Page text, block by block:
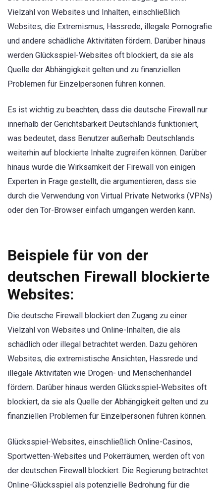
Vielzahl von Websites und Inhalten, einschließlich
Websites, die Extremismus, Hassrede, illegale Pornografie
und andere schädliche Aktivitäten fördern. Darüber hinaus
werden Glücksspiel-Websites oft blockiert, da sie als
Quelle der Abhängigkeit gelten und zu finanziellen
Problemen für Einzelpersonen führen können.
Es ist wichtig zu beachten, dass die deutsche Firewall nur
innerhalb der Gerichtsbarkeit Deutschlands funktioniert,
was bedeutet, dass Benutzer außerhalb Deutschlands
weiterhin auf blockierte Inhalte zugreifen können. Darüber
hinaus wurde die Wirksamkeit der Firewall von einigen
Experten in Frage gestellt, die argumentieren, dass sie
durch die Verwendung von Virtual Private Networks (VPNs)
oder den Tor-Browser einfach umgangen werden kann.
Beispiele für von der
deutschen Firewall blockierte
Websites:
Die deutsche Firewall blockiert den Zugang zu einer
Vielzahl von Websites und Online-Inhalten, die als
schädlich oder illegal betrachtet werden. Dazu gehören
Websites, die extremistische Ansichten, Hassrede und
illegale Aktivitäten wie Drogen- und Menschenhandel
fördern. Darüber hinaus werden Glücksspiel-Websites oft
blockiert, da sie als Quelle der Abhängigkeit gelten und zu
finanziellen Problemen für Einzelpersonen führen können.
Glücksspiel-Websites, einschließlich Online-Casinos,
Sportwetten-Websites und Pokerräumen, werden oft von
der deutschen Firewall blockiert. Die Regierung betrachtet
Online-Glücksspiel als potenzielle Bedrohung für die